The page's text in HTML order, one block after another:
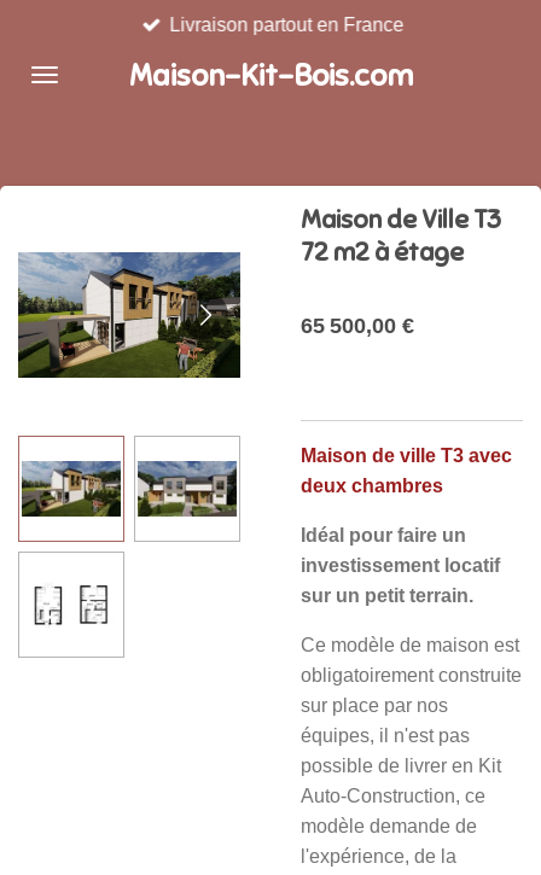
contenu
Maison-Kit-Bois.com
Livraison partout en France
Maison de Ville T3
72 m2 à étage
65 500,00 €
Maison de ville T3 avec
deux chambres
Idéal pour faire un
investissement locatif
sur un petit terrain.
Ce modèle de maison est
obligatoirement construite
sur place par nos
équipes, il n'est pas
possible de livrer en Kit
Auto-Construction, ce
modèle demande de
l'expérience, de la